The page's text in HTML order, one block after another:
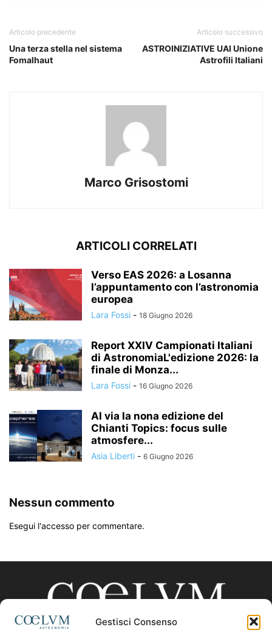
Gestisci Consenso
Articolo precedente
Una terza stella nel sistema
Fomalhaut
Articolo successivo
ASTROINIZIATIVE UAI Unione
Astrofili Italiani
Marco Grisostomi
ARTICOLI CORRELATI
Verso EAS 2026: a Losanna
l’appuntamento con l’astronomia
europea
Lara Fossi - 18 Giugno 2026
Report XXIV Campionati Italiani
di AstronomiaL'edizione 2026: la
finale di Monza...
Lara Fossi - 16 Giugno 2026
Al via la nona edizione del
Chianti Topics: focus sulle
atmosfere...
Asia Liberti - 6 Giugno 2026
Nessun commento
Esegui l'accesso per commentare.